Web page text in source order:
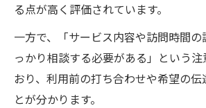
る点が高く評価されています。
一方で、「サービス内容や訪問時間
っかり相談する必要がある」という
おり、利用前の打ち合わせや希望の
とが分かります。